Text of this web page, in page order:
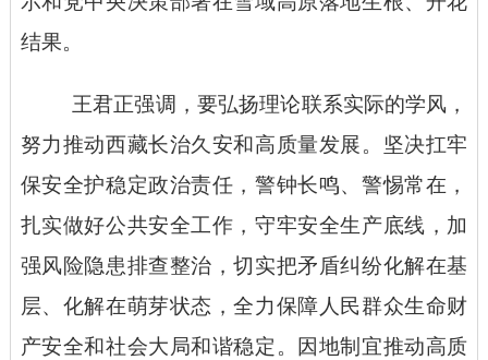
结果。
王君正强调，要弘扬理论联系实际的学风，
努力推动西藏长治久安和高质量发展。坚决扛牢
保安全护稳定政治责任，警钟长鸣、警惕常在，
扎实做好公共安全工作，守牢安全生产底线，加
强风险隐患排查整治，切实把矛盾纠纷化解在基
层、化解在萌芽状态，全力保障人民群众生命财
产安全和社会大局和谐稳定。因地制宜推动高质